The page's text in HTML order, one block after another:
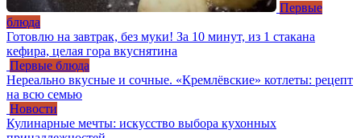
Первые
блюда
Готовлю на завтрак, без муки! За 10 минут, из 1 стакана
кефира, целая гора вкуснятина
Первые блюда
Нереально вкусные и сочные. «Кремлёвские» котлеты: рецепт
на всю семью
Новости
Кулинарные мечты: искусство выбора кухонных